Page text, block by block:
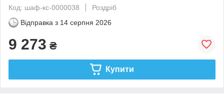
Код: шаф-кс-0000038
Роздріб
Відправка з 14 серпня 2026
9 273 ₴
Купити